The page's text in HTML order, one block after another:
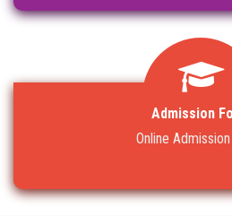
Admission
Online